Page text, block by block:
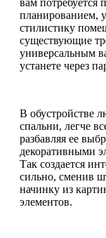
планированием,
стилистику
существующие
универсальным
устанете через
В обустройстве
спальни, легче
разбавляя ее
декоративными
Так создается
сильно, сменив
начинку из
элементов.